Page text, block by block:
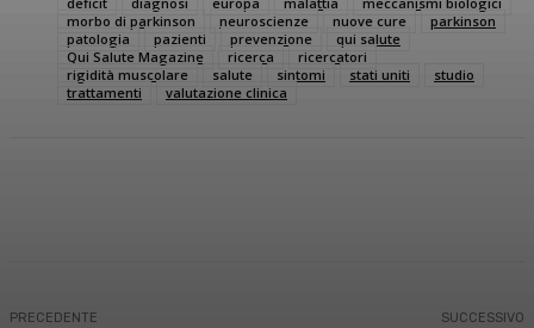
morbo di parkinson
neuroscienze nuove cure
parkinson
patologia
pazienti prevenzione
qui salute
Qui Salute Magazine
ricerca
ricercatori
rigidità muscolare
salute sintomi stati uniti
studio
trattamenti
valutazione clinica
PRECEDENTE SUCCESSIVO